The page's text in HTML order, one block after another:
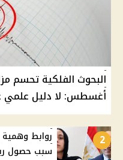
أغسطس: لا دليل علمي
2
روابط
سبب حصول ريم محمد